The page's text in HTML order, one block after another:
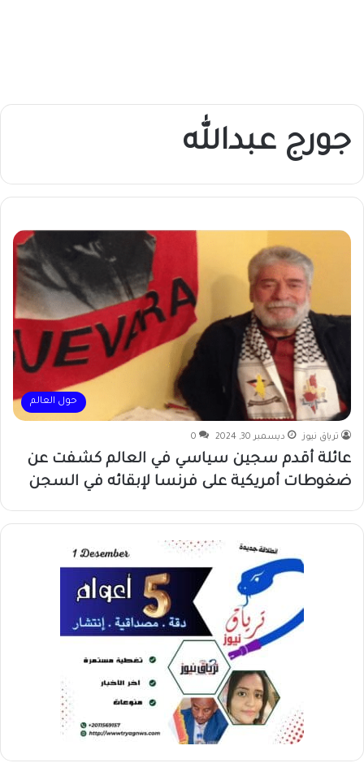
جورج عبدالله
حول العالم
ترياق نيوز ديسمبر 30, 2024 0
عائلة أقدم سجين سياسي في العالم كشفت عن
ضغوطات أمريكية على فرنسا لإبقائه في السجن